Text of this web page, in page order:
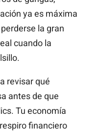
ya es máxima
la gran
cuando la
revisar qué
antes de que
Tu economía
financiero